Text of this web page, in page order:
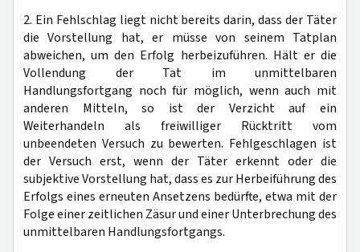
2. Ein Fehlschlag liegt nicht bereits darin, dass der Täter
die Vorstellung hat, er müsse von seinem Tatplan
abweichen, um den Erfolg herbeizuführen. Hält er die
Vollendung der Tat im unmittelbaren
Handlungsfortgang noch für möglich, wenn auch mit
anderen Mitteln, so ist der Verzicht auf ein
Weiterhandeln als freiwilliger Rücktritt vom
unbeendeten Versuch zu bewerten. Fehlgeschlagen ist
der Versuch erst, wenn der Täter erkennt oder die
subjektive Vorstellung hat, dass es zur Herbeiführung des
Erfolgs eines erneuten Ansetzens bedürfte, etwa mit der
Folge einer zeitlichen Zäsur und einer Unterbrechung des
unmittelbaren Handlungsfortgangs.